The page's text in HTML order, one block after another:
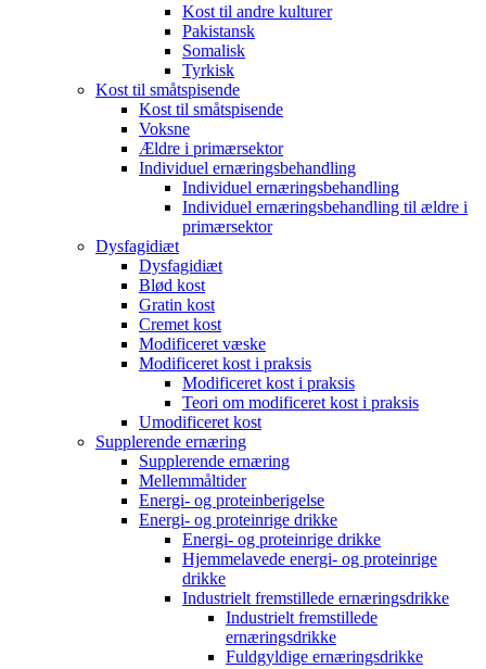
Kost til andre kulturer
Pakistansk
Somalisk
Tyrkisk
Kost til småtspisende
Kost til småtspisende
Voksne
Ældre i primærsektor
Individuel ernæringsbehandling
Individuel ernæringsbehandling
Individuel ernæringsbehandling til ældre i
primærsektor
Dysfagidiæt
Dysfagidiæt
Blød kost
Gratin kost
Cremet kost
Modificeret væske
Modificeret kost i praksis
Modificeret kost i praksis
Teori om modificeret kost i praksis
Umodificeret kost
Supplerende ernæring
Supplerende ernæring
Mellemmåltider
Energi- og proteinberigelse
Energi- og proteinrige drikke
Energi- og proteinrige drikke
Hjemmelavede energi- og proteinrige
drikke
Industrielt fremstillede ernæringsdrikke
Industrielt fremstillede
ernæringsdrikke
Fuldgyldige ernæringsdrikke